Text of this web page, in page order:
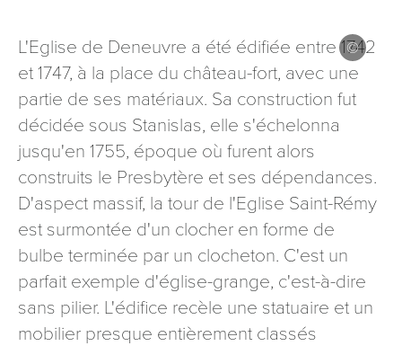
L'Eglise de Deneuvre a été édifiée entre 1742
et 1747, à la place du château-fort, avec une
partie de ses matériaux. Sa construction fut
décidée sous Stanislas, elle s'échelonna
jusqu'en 1755, époque où furent alors
construits le Presbytère et ses dépendances.
D'aspect massif, la tour de l'Eglise Saint-Rémy
est surmontée d'un clocher en forme de
bulbe terminée par un clocheton. C'est un
parfait exemple d'église-grange, c'est-à-dire
sans pilier. L'édifice recèle une statuaire et un
mobilier presque entièrement classés
Les informations recueillies à partir de ce formulaire sont
nécessaires au traitement de votre demande (sauf
mention contraire). Vous disposez d’un droit d’accès, de
que vous pouvez exercer en adressant une demande par
courriel à tourisme@departement54.fr ou par courrier
signé accompagné de la copie d’un titre d’identité à
l’adresse suivante : Meurthe & Moselle Tourisme - 48
esplanade Jacques-Baudot CO 90019 54035 NANCY
cedex
reCAPTCHA